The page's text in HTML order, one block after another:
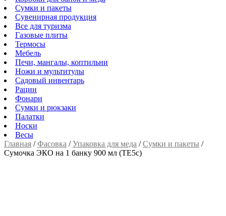
Сумки и пакеты
Сувенирная продукция
Все для туризма
Газовые плиты
Термосы
Мебель
Печи, мангалы, коптильни
Ножи и мультитулы
Садовый инвентарь
Рации
Фонари
Сумки и рюкзаки
Палатки
Носки
Весы
Главная /Фасовка /Упаковка для меда /Сумки и пакеты /
Сумочка ЭКО на 1 банку 900 мл (TE5c)